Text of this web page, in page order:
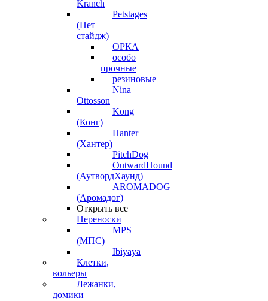
Kranch
Petstages
(Пет
стайдж)
ОРКА
особо
прочные
резиновые
Nina
Ottosson
Kong
(Конг)
Hanter
(Хантер)
PitchDog
OutwardHound
(АутвордХаунд)
AROMADOG
(Аромадог)
Открыть все
Переноски
MPS
(МПС)
Ibiyaya
Клетки,
вольеры
Лежанки,
домики